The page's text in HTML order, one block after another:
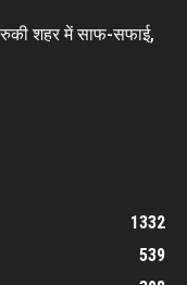
रुकी शहर में साफ-सफाई,
1332
539